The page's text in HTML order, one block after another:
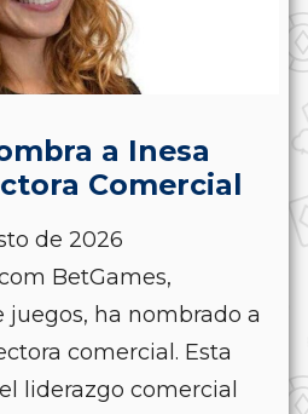
a Inesa
Comercial
de 2026
BetGames,
juegos, ha nombrado a
comercial. Esta
liderazgo comercial